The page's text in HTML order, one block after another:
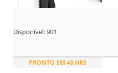
Disponível:901
PRONTO EM 48 HRS